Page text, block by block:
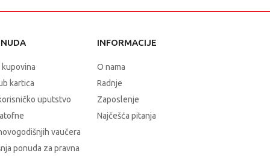
kartica
uputstvo
vaučera
ponuda za pravna
INFORMACIJE
O nama
Radnje
Zaposlenje
Najčešća pitanja